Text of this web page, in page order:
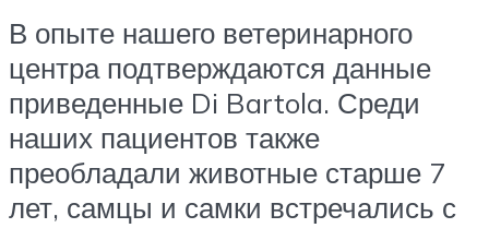
В опыте нашего ветеринарного
центра подтверждаются данные
приведенные Di Bartola. Среди
наших пациентов также
преобладали животные старше 7
лет, самцы и самки встречались с